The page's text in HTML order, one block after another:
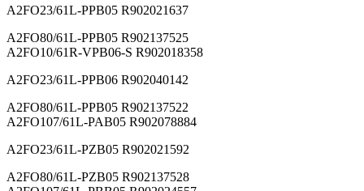
A2FO23/61L-PPB05 R902021637
A2FO80/61L-PPB05 R902137525
A2FO10/61R-VPB06-S R902018358
A2FO23/61L-PPB06 R902040142
A2FO80/61L-PPB05 R902137522
A2FO107/61L-PAB05 R902078884
A2FO23/61L-PZB05 R902021592
A2FO80/61L-PZB05 R902137528